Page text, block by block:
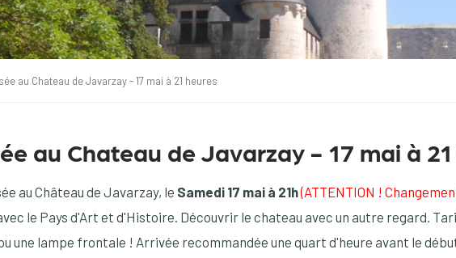
au Chateau de Javarzay - 17 mai à 21 heures
au Chateau de Javarzay - 17 mai à
au Château de Javarzay, le Samedi 17 mai à 21h(ATTENTION !
le Pays d'Art et d'Histoire. Découvrir le chateau avec un autre regard.
une lampe frontale ! Arrivée recommandée une quart d'heure avant le